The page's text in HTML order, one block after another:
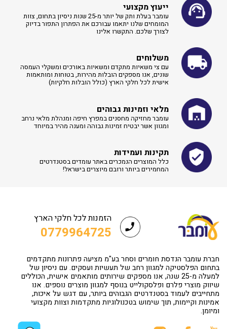
ייעוץ מקצועי
עומבר בעלת ותק של יותר מ-25 שנות ניסיון בתחום, צוות
המומחים שלנו יתאמו עבורכם את הפתרון התפור בדיוק
לצורך שלכם. התקשרו אלינו
משלוחים
עם צי משאיות מתקדם ומשאיות באורכים ומשקלי העמסה
שונים, אנו מספקים הובלות מהירות, בטוחות ומותאמות
אישית לכל חלקי הארץ (כולל הובלות חלקיות)
מלאי וזמינות גבוהים
עומבר מחזיקה מחסנים במפרץ חיפה ומנהלת מלאי נרחב
ומגוון אשר יבטיח זמינות גבוהה ומענה מהיר במיוחד
תקינות ועמידות
כלל המוצרים הנמכרים באתר עומדים בסטנדרטים
המחמירים ביותר ורובם מיוצרים בישראל!
הזמנות לכל חלקי הארץ
0779964725
חברת עומבר הנדסת חומרים וסחר בע"מ מציעה פתרונות מתקדמים
בתחום הפלסטיקה למגוון רחב של תעשיות ועסקים. עם ניסיון של
למעלה מ-25 שנה, אנו מספקים שירותים מותאמים אישית, הכוללים
שיווק מוצרי פלרם ופלסקולייט בנוסף למגוון מוצרים נוספים. אנו
מתחייבים לעמוד בסטנדרטים הגבוהים ביותר, עם דגש על איכות,
אמינות וקיימות, תוך שימוש בטכנולוגיות מתקדמות וצוות מקצועי
ומיומן.